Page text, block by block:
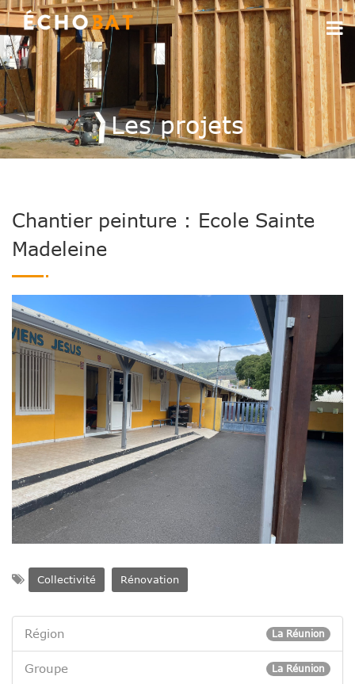
Les projets
Chantier peinture : Ecole Sainte
Madeleine
Collectivité Rénovation
Région La Réunion
Groupe La Réunion